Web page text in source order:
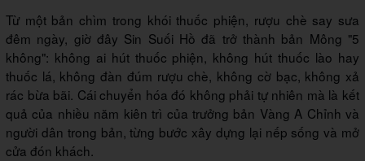
Từ một bản chìm trong khói thuốc phiện, rượu chè say sưa
đêm ngày, giờ đây Sin Suối Hồ đã trở thành bản Mông "5
không": không ai hút thuốc phiện, không hút thuốc lào hay
thuốc lá, không đàn đúm rượu chè, không cờ bạc, không xả
rác bừa bãi. Cái chuyển hóa đó không phải tự nhiên mà là kết
quả của nhiều năm kiên trì của trưởng bản Vàng A Chỉnh và
người dân trong bản, từng bước xây dựng lại nếp sống và mở
cửa đón khách.